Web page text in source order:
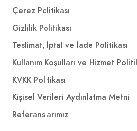
Çerez Politikası
Gizlilik Politikası
Teslimat, İptal ve İade Politikası
Kullanım Koşulları ve Hizmet
KVKK Politikası
Kişisel Verileri Aydınlatma Metni
Referanslarımız